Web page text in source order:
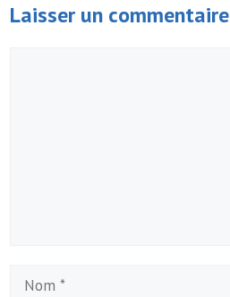
Laisser un commentaire
Nom